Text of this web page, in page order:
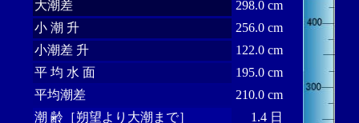
大潮差
298.0 cm
小 潮 升
256.0 cm
小潮差 升
122.0 cm
平 均 水 面
195.0 cm
平均潮差
210.0 cm
潮 齢［朔望より大潮まで］
1.4 日